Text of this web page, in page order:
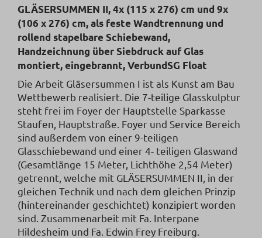
GLÄSERSUMMEN II, 4x (115 x 276) cm und 9x
(106 x 276) cm, als feste Wandtrennung und
rollend stapelbare Schiebewand,
Handzeichnung über Siebdruck auf Glas
montiert, eingebrannt, VerbundSG Float
Die Arbeit Gläsersummen I ist als Kunst am Bau
Wettbewerb realisiert. Die 7-teilige Glasskulptur
steht frei im Foyer der Hauptstelle Sparkasse
Staufen, Hauptstraße. Foyer und Service Bereich
sind außerdem von einer 9-teiligen
Glasschiebewand und einer 4- teiligen Glaswand
(Gesamtlänge 15 Meter, Lichthöhe 2,54 Meter)
getrennt, welche mit GLÄSERSUMMEN II, in der
gleichen Technik und nach dem gleichen Prinzip
(hintereinander geschichtet) konzipiert worden
sind. Zusammenarbeit mit Fa. Interpane
Hildesheim und Fa. Edwin Frey Freiburg.